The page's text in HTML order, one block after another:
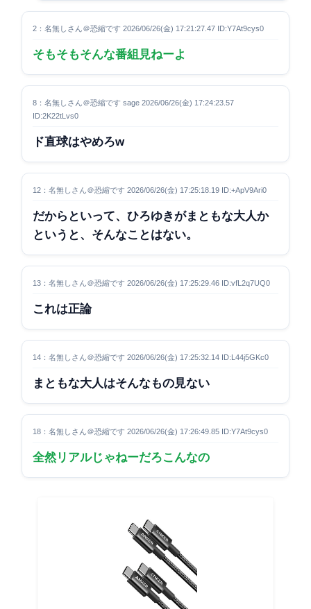
2：名無しさん＠恐縮です 2026/06/26(金) 17:21:27.47 ID:Y7At9cys0
そもそもそんな番組見ねーよ
8：名無しさん＠恐縮です sage 2026/06/26(金) 17:24:23.57
ID:2K22tLvs0
ド直球はやめろw
12：名無しさん＠恐縮です 2026/06/26(金) 17:25:18.19 ID:+ApV9Ari0
だからといって、ひろゆきがまともな大人か
というと、そんなことはない。
13：名無しさん＠恐縮です 2026/06/26(金) 17:25:29.46 ID:vfL2q7UQ0
これは正論
14：名無しさん＠恐縮です 2026/06/26(金) 17:25:32.14 ID:L44j5GKc0
まともな大人はそんなもの見ない
18：名無しさん＠恐縮です 2026/06/26(金) 17:26:49.85 ID:Y7At9cys0
全然リアルじゃねーだろこんなの